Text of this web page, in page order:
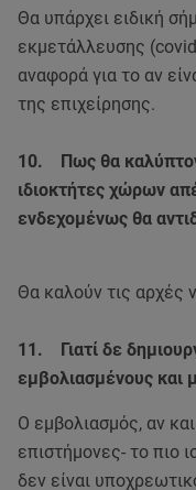
Θα υπάρχει ειδική
εκμετάλλευσης
αναφορά για το αν
της επιχείρησης.
10. Πως θα
ιδιοκτήτες χώρων
ενδεχομένως θα
Θα καλούν τις αρχές
11. Γιατί δε
εμβολιασμένους και
Ο εμβολιασμός, αν
επιστήμονες- το πιο
δεν είναι